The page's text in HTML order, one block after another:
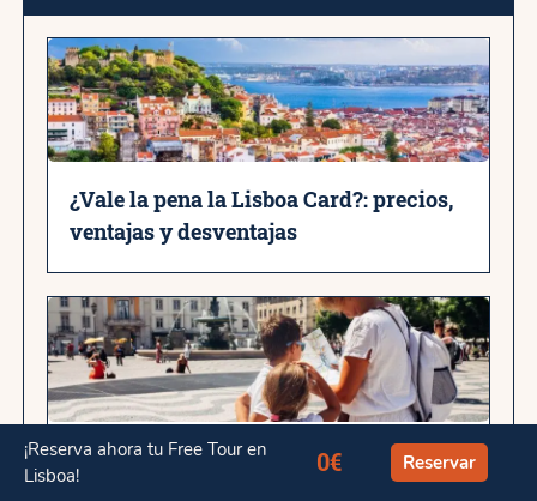
¡Reserva ahora tu Free Tour en
Lisboa!
0€ Reservar
¿Vale la pena la Lisboa Card?: precios,
ventajas y desventajas
¿Qué hacer en Lisboa con niños? 10
planes ideales